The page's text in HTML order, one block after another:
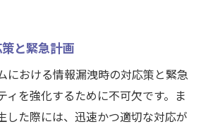
と緊急計画
における情報漏洩時の対応策と緊急
ィを強化するために不可欠です。ま
した際には、迅速かつ適切な対応が